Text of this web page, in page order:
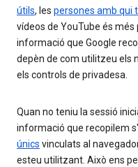
útils, les persones amb qui
vídeos de YouTube és
informació que Google
depèn de com utilitzeu els
els controls de privadesa.
Quan no teniu la sessió
informació que recopilem
únics vinculats al
esteu utilitzant. Això ens